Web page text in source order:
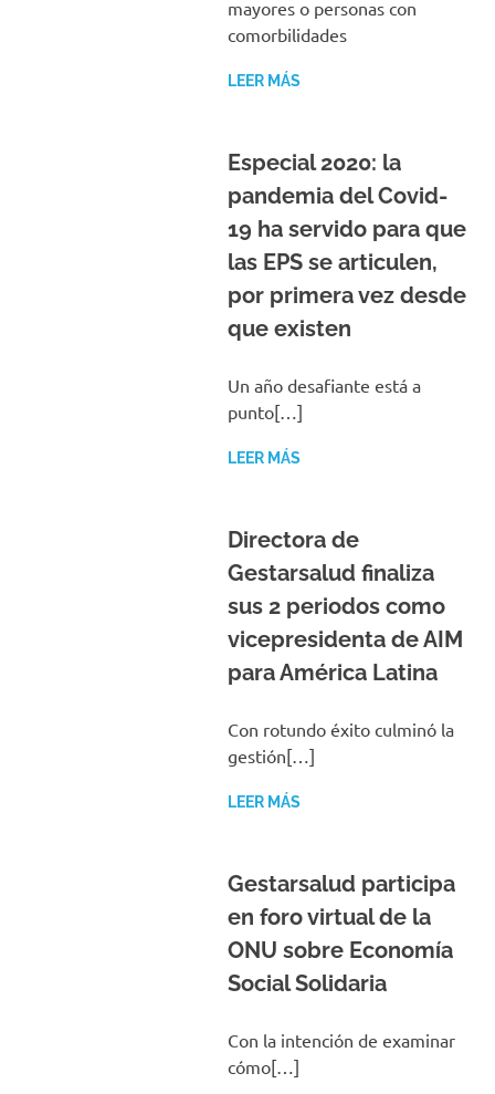
mayores o personas con
comorbilidades
LEER MÁS
Especial 2020: la
pandemia del Covid-
19 ha servido para que
las EPS se articulen,
por primera vez desde
que existen
Un año desafiante está a
punto[…]
LEER MÁS
Directora de
Gestarsalud finaliza
sus 2 periodos como
vicepresidenta de AIM
para América Latina
Con rotundo éxito culminó la
gestión[…]
LEER MÁS
Gestarsalud participa
en foro virtual de la
ONU sobre Economía
Social Solidaria
Con la intención de examinar
cómo[…]